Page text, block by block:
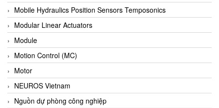
BBC Bircher Smart Access
BCS ITALY
BEA SENSORS
Beacon Extender
Beckhoff
Bedook
Bei Sensor
Mobile Hydraulics Position Sensors Temposonics
Modular Linear Actuators
Module
Motion Control (MC)
Motor
NEUROS Vietnam
Nguồn dự phòng công nghiệp